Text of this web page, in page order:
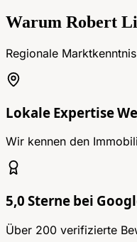
Warum Robert
Regionale
Lokale Expertise
Wir kennen den
5,0 Sterne bei
Über 200 verifizierte